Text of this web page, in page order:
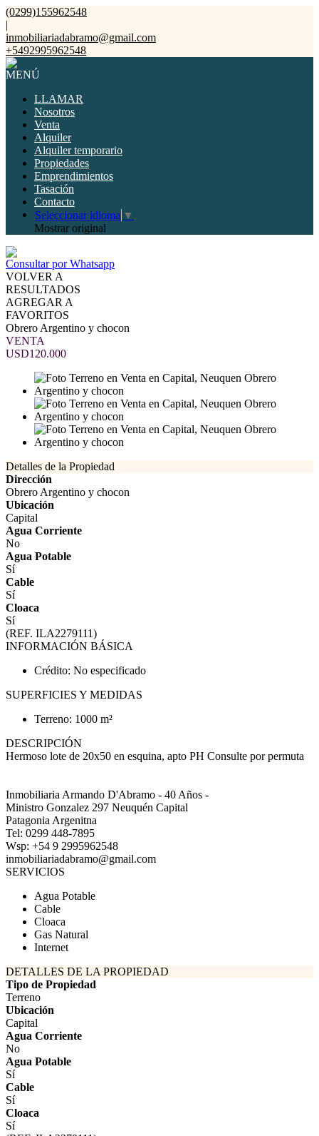
(0299)155962548
|
inmobiliariadabramo@gmail.com
+5492995962548
MENÚ
LLAMAR
Nosotros
Venta
Alquiler
Alquiler temporario
Propiedades
Emprendimientos
Tasación
Contacto
Seleccionar idioma ▼
Mostrar original
Consultar por Whatsapp
VOLVER A
RESULTADOS
AGREGAR A
FAVORITOS
Obrero Argentino y chocon
VENTA
USD120.000
Detalles de la Propiedad
Dirección
Obrero Argentino y chocon
Ubicación
Capital
Agua Corriente
No
Agua Potable
Sí
Cable
Sí
Cloaca
Sí
(REF. ILA2279111)
INFORMACIÓN BÁSICA
Crédito: No especificado
SUPERFICIES Y MEDIDAS
Terreno: 1000 m²
DESCRIPCIÓN
Hermoso lote de 20x50 en esquina, apto PH Consulte por permuta
Inmobiliaria Armando D'Abramo - 40 Años -
Ministro Gonzalez 297 Neuquén Capital
Patagonia Argenitna
Tel: 0299 448-7895
Wsp: +54 9 2995962548
inmobiliariadabramo@gmail.com
SERVICIOS
Agua Potable
Cable
Cloaca
Gas Natural
Internet
DETALLES DE LA PROPIEDAD
Tipo de Propiedad
Terreno
Ubicación
Capital
Agua Corriente
No
Agua Potable
Sí
Cable
Sí
Cloaca
Sí